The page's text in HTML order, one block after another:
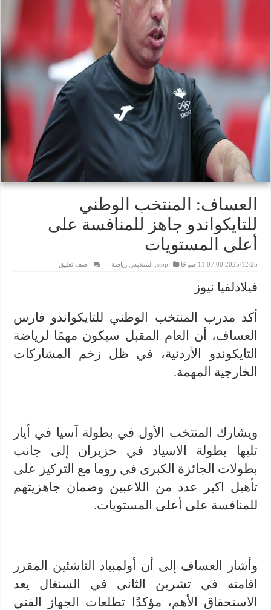
العساف: المنتخب الوطني
للتايكواندو جاهز للمنافسة على
أعلى المستويات
2025/12/25 11:07:00 صباحًا stop السلايدر ,رياضة اضف تعليق
فيلادلفيا نيوز
أكد مدرب المنتخب الوطني للتايكواندو فارس
العساف، أن العام المقبل سيكون مهمًا لرياضة
التايكوندو الأردنية، في ظل زخم المشاركات
الخارجية المهمة.
ويشارك المنتخب الأول في بطولة آسيا في أيار
تليها بطولة الاسياد في حزيران إلى جانب
بطولات الجائزة الكبرى في روما مع التركيز على
تأهيل اكبر عدد من اللاعبين وضمان جاهزيتهم
للمنافسة على أعلى المستويات.
وأشار العساف إلى أن أولمبياد الناشئين المقرر
اقامته في تشرين الثاني في السنغال يعد
الاستحقاق الأهم، مؤكدًا تطلعات الجهاز الفني